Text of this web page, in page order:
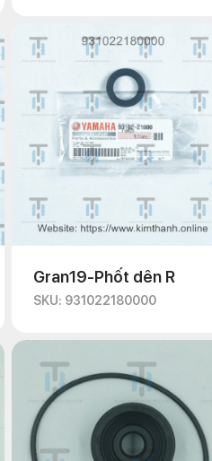
Gran19-Phốt dên R
SKU: 931022180000